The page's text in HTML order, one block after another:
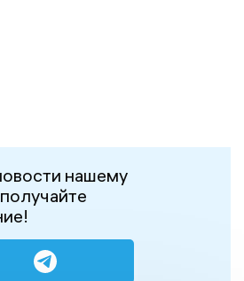
нашему